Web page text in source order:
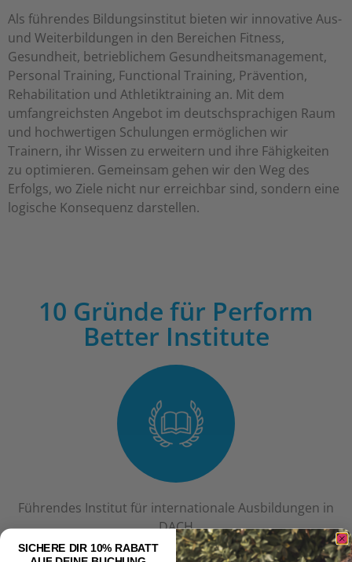
Als führendes Bildungsinstitut bieten wir innovative Aus-
und Weiterbildungen in den Bereichen Fitness,
Gesundheit, betrieblichem Gesundheitsmanagement,
Personal Training, Functional Training, Prävention,
Rehabilitation und Athletiktraining an. Mit dem
umfangreichsten Angebot im deutschsprachigen Raum
und hochwertigen Schulungen ermöglichen wir
Trainern, ihr Wissen zu erweitern und ihre Fähigkeiten
zu optimieren. Gemeinsam gehen wir den Weg des
Erfolgs, wo Ziele nicht nur erreichbar sind, sondern eine
logische Konsequenz darstellen.
10 Gründe für Perform
Better Institute
Führendes Institut für internationale Ausbildungen in
DACH
SICHERE DIR 10% RABATT